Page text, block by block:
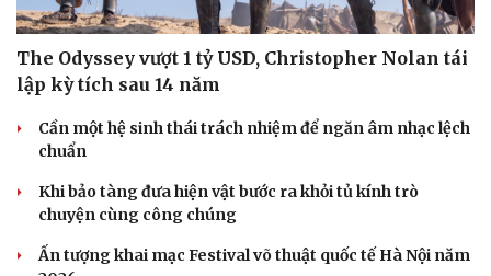
The Odyssey vượt 1 tỷ USD, Christopher Nolan tái
lập kỳ tích sau 14 năm
Cần một hệ sinh thái trách nhiệm để ngăn âm nhạc lệch
chuẩn
Khi bảo tàng đưa hiện vật bước ra khỏi tủ kính trò
chuyện cùng công chúng
Ấn tượng khai mạc Festival võ thuật quốc tế Hà Nội năm